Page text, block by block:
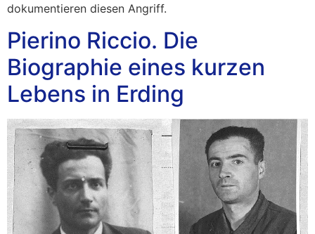
dokumentieren diesen Angriff.
Pierino Riccio. Die
Biographie eines kurzen
Lebens​ in Erding